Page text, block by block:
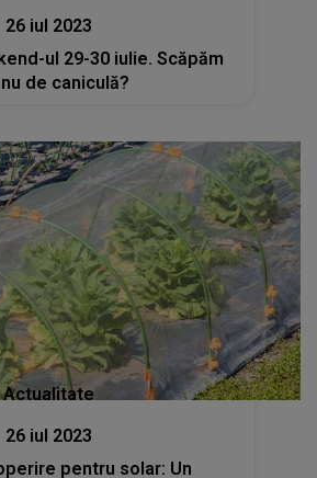
26 iul 2023
ul 29-30 iulie. Scăpăm
de caniculă?
Actualitate
26 iul 2023
pentru solar: Un